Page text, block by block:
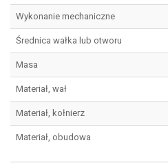
Wykonanie mechaniczne
Średnica wałka lub otworu
Masa
Materiał, wał
Materiał, kołnierz
Materiał, obudowa